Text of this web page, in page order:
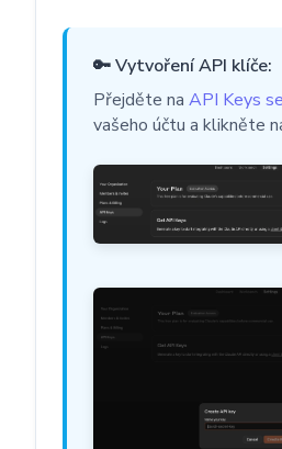
🔑 Vytvoření API klíče:
Přejděte na API Keys
vašeho účtu a klikněte